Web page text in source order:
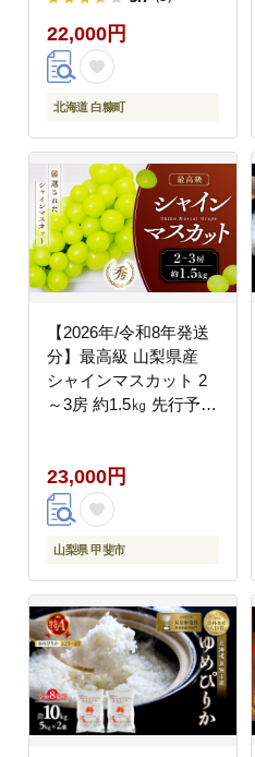
いくら 冷凍いくら いく
ら北海道 醤油鮭いくら
人気 大好評品 北海道
白糠町_K022-1676
22,000円
北海道 白糠町
【2026年/令和8年発送
分】最高級 山梨県産
シャインマスカット 2
～3房 約1.5㎏ 先行予約
葡萄 シャイン シャイン
マスカット 新鮮 人気
おすすめ 国産 贈答 ギ
フト お取り寄せ 山梨
23,000円
山梨県 甲斐市